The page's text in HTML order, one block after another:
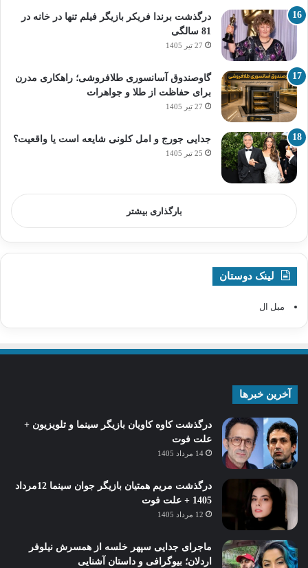
درگذشت برندا فریکر بازیگر فیلم تنها در خانه در
81 سالگی
27 تیر 1405
گاوصندوق آسانسوری طلافروشی؛ راهکاری مدرن
برای حفاظت از طلا و جواهرات
27 تیر 1405
جدایی جورج و امل کلونی شایعه است یا واقعیت؟
25 تیر 1405
بارگذاری بیشتر
لینک دوستان
مبل ال
آخرین خبرها
درگذشت کاوه کاویان بازیگر سینما و تلویزیون +
علت فوت
14 مرداد 1405
درگذشت مریم همتیان بازیگر جوان سینما 12مرداد
1405 + علت فوت
12 مرداد 1405
ماجرای جدایی سپهر خلسه از همسرش نیلوفر
اردلان؛ بیوگرافی و داستان آشنایی